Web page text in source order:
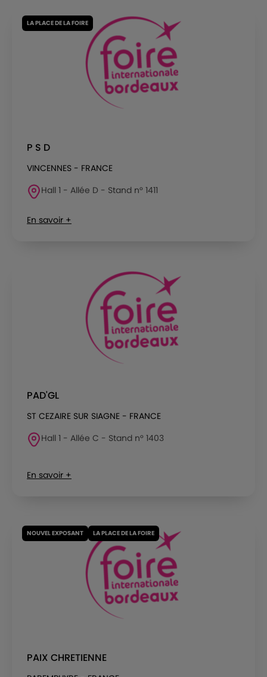
LA PLACE DE LA FOIRE
P S D
VINCENNES - FRANCE
Hall 1 - Allée D - Stand n° 1411
En savoir +
PAD'GL
ST CEZAIRE SUR SIAGNE - FRANCE
Hall 1 - Allée C - Stand n° 1403
En savoir +
NOUVEL EXPOSANT LA PLACE DE LA FOIRE
PAIX CHRETIENNE